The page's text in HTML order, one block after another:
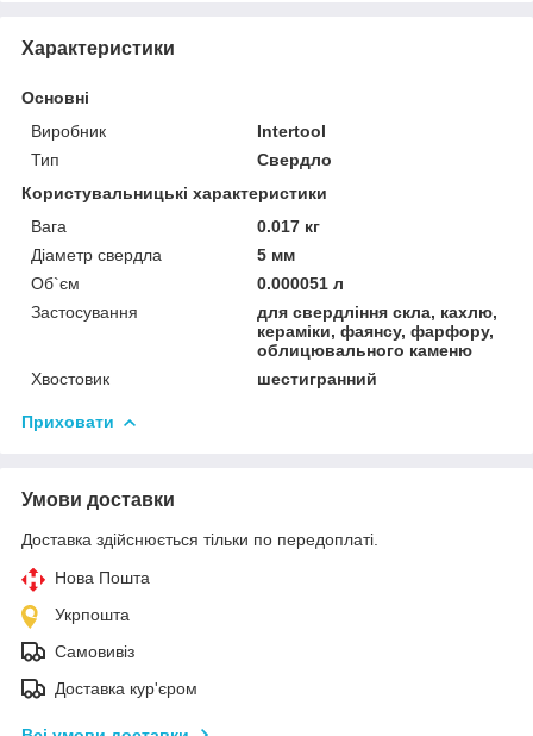
Характеристики
Основні
Виробник
Intertool
Тип
Свердло
Користувальницькі характеристики
Вага
0.017 кг
Діаметр свердла
5 мм
Об`єм
0.000051 л
Застосування
для свердління скла, кахлю,
кераміки, фаянсу, фарфору,
облицювального каменю
Хвостовик
шестигранний
Приховати
Умови доставки
Доставка здійснюється тільки по передоплаті.
Нова Пошта
Укрпошта
Самовивіз
Доставка кур'єром